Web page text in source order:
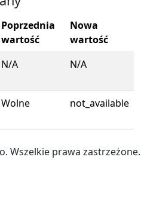
Poprzednia
wartość
Nowa
wartość
N/A N/A
Wolne not_available
Wszelkie prawa zastrzeżone.